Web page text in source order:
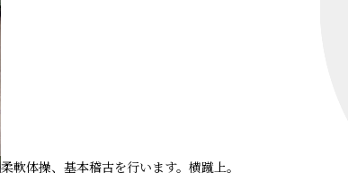
柔軟体操、基本稽古を行います。横蹴上。